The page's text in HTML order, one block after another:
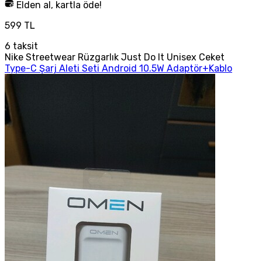
Elden al, kartla öde!
599 TL
6 taksit
Nike Streetwear Rüzgarlık Just Do It Unisex Ceket
Type-C Şarj Aleti Seti Android 10.5W Adaptör+Kablo